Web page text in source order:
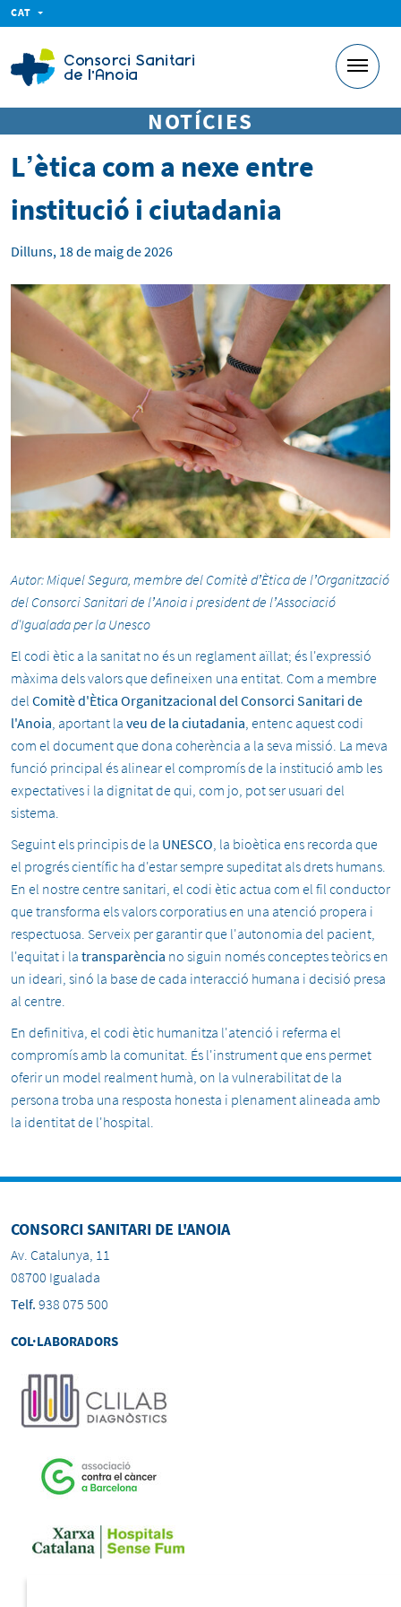
CAT
NOTÍCIES
L’ètica com a nexe entre
institució i ciutadania
Dilluns, 18 de maig de 2026
Autor: Miquel Segura, membre del Comitè d’Ètica de l’Organització
del Consorci Sanitari de l’Anoia i president de l’Associació
d'Igualada per la Unesco
El codi ètic a la sanitat no és un reglament aïllat; és l'expressió
màxima dels valors que defineixen una entitat. Com a membre
del Comitè d'Ètica Organitzacional del Consorci Sanitari de
l'Anoia , aportant la veu de la ciutadania , entenc aquest codi
com el document que dona coherència a la seva missió. La meva
funció principal és alinear el compromís de la institució amb les
expectatives i la dignitat de qui, com jo, pot ser usuari del
sistema.
Seguint els principis de la UNESCO , la bioètica ens recorda que
el progrés científic ha d'estar sempre supeditat als drets humans.
En el nostre centre sanitari, el codi ètic actua com el fil conductor
que transforma els valors corporatius en una atenció propera i
respectuosa. Serveix per garantir que l'autonomia del pacient,
l'equitat i la transparència no siguin només conceptes teòrics en
un ideari, sinó la base de cada interacció humana i decisió presa
al centre.
En definitiva, el codi ètic humanitza l'atenció i referma el
compromís amb la comunitat. És l'instrument que ens permet
oferir un model realment humà, on la vulnerabilitat de la
persona troba una resposta honesta i plenament alineada amb
la identitat de l'hospital.
CONSORCI SANITARI DE L'ANOIA
Av. Catalunya, 11
08700 Igualada
Telf. 938 075 500
COL·LABORADORS